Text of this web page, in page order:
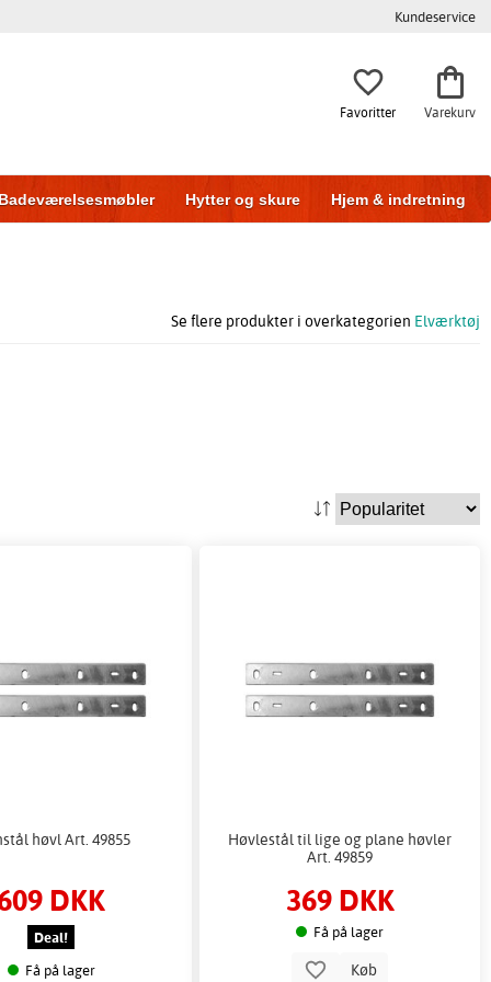
Kundeservice
Favoritter Varekurv
Hytter og skure Hjem & indretning
Se flere produkter i overkategorien Elværktøj
høvl Art. 49855
DKK
Deal!
Få på lager
Høvlestål til lige og plane høvler
Art. 49859
369 DKK
Få på lager
Køb